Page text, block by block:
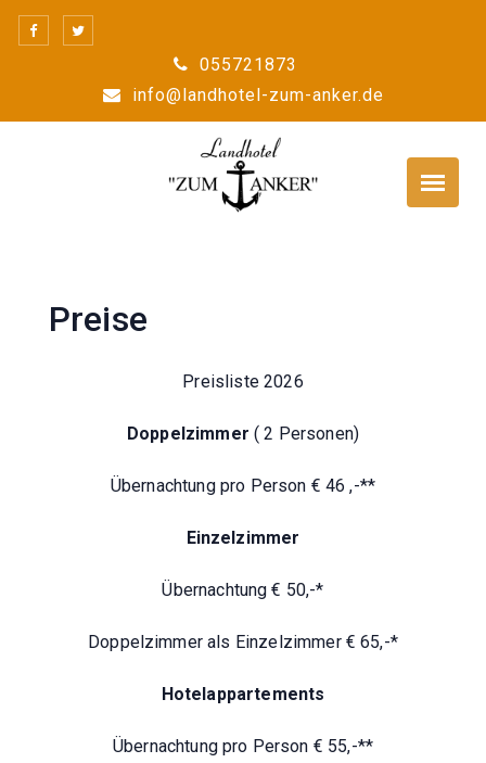
Skip
055721873
info@landhotel-zum-anker.de
Preise
Preisliste 2026
Doppelzimmer ( 2 Personen)
Übernachtung pro Person € 46 ,-**
Einzelzimmer
Übernachtung € 50,-*
Doppelzimmer als Einzelzimmer € 65,-*
Hotelappartements
Übernachtung pro Person € 55,-**